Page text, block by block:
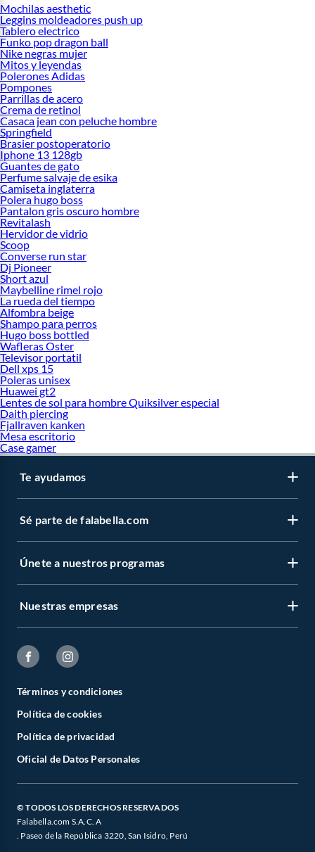
Mochilas aesthetic
Leggins moldeadores push up
Tablero electrico
Funko pop dragon ball
Nike negras mujer
Mitos y leyendas
Polerones Adidas
Pompones
Parrillas de acero
Crema de retinol
Casaca jean con peluche hombre
Springfield
Brasier postoperatorio
Iphone 13 128gb
Guantes de gato
Perfume salvaje de esika
Camiseta inglaterra
Polera hugo boss
Pantalon gris oscuro hombre
Revitalash
Hervidor de vidrio
Scoop
Converse run star
Dj Pioneer
Short azul
Maybelline rimel rojo
La rueda del tiempo
Alfombra beige
Shampo para perros
Hugo boss bottled
Wafleras Oster
Televisor portatil
Dell xps 15
Poleras unisex
Huawei gt2
Lentes de sol para hombre Quiksilver especial
Daith piercing
Fjallraven kanken
Mesa escritorio
Case gamer
Te ayudamos
Sé parte de falabella.com
Únete a nuestros programas
Nuestras empresas
Términos y condiciones
Política de cookies
Política de privacidad
Oficial de Datos Personales
© TODOS LOS DERECHOS RESERVADOS
Falabella.com S.A.C. A
. Paseo de la República 3220, San Isidro, Perú